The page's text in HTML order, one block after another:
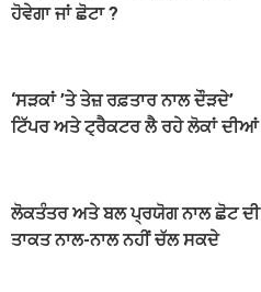
ਹੋਵੇਗਾ ਜਾਂ ਛੋਟਾ ?
‘ਸੜਕਾਂ ’ਤੇ ਤੇਜ਼ ਰਫ਼ਤਾਰ ਨਾਲ ਦੌੜਦੇ’
ਟਿੱਪਰ ਅਤੇ ਟ੍ਰੈਕਟਰ ਲੈ ਰਹੇ ਲੋਕਾਂ ਦੀਆਂ
ਲੋਕਤੰਤਰ ਅਤੇ ਬਲ ਪ੍ਰਯੋਗ ਨਾਲ ਛੋਟ ਦੀ
ਤਾਕਤ ਨਾਲ-ਨਾਲ ਨਹੀਂ ਚੱਲ ਸਕਦੇ